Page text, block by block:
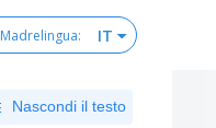
Madrelingua: IT
Nascondi il testo